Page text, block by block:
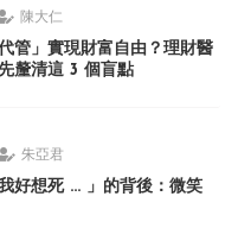
陳大仁
管」實現財富自由？理財醫
釐清這 3 個盲點
朱亞君
好想死 ... 」的背後：微笑